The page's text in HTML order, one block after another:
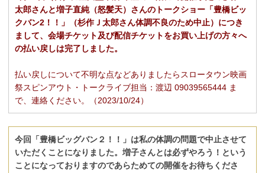
太郎さんと増子直純（怒髪天）さんのトークショー「豊橋ビッ
クバン2！！」（杉作Ｊ太郎さん体調不良のため中止）につき
まして、会場チケット及び配信チケットをお買い上げの方々へ
の払い戻しは完了しました。
払い戻しについて不明な点などありましたらスロータウン映画
祭スピンアウト・トークライブ担当：渡辺 09039565444 ま
で、連絡ください。（2023/10/24）
今回「豊橋ビッグバン２！！」は私の体調の問題で中止させて
いただくことになりました。増子さんとは必ずやろう！という
ことになっておりますのであらためての開催をお待ちくださ